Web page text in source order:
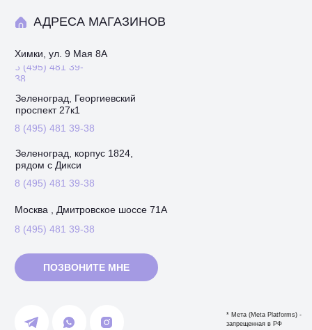
Москва , Дмитровское шоссе 71А
8 (495) 481 39-38
АДРЕСА МАГАЗИНОВ
ПОЗВОНИТЕ МНЕ
* Мета (Meta Platforms) -
запрещенная в РФ
8 (495) 481 39-38
Зеленоград, Георгиевский
проспект 27к1
8 (495) 481 39-38
Зеленоград, корпус 1824,
рядом с Дикси
8 (495) 481 39-
38
Химки, ул. 9 Мая 8А